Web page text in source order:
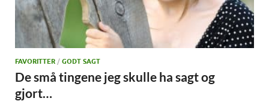
FAVORITTER / GODT SAGT
De små tingene jeg skulle ha sagt og
gjort…